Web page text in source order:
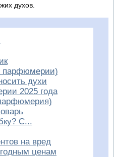
духов.
парфюмерии)
духи
2025 года
С...
на вред
ценам